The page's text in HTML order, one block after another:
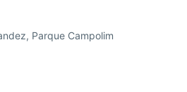
Parque Campolim